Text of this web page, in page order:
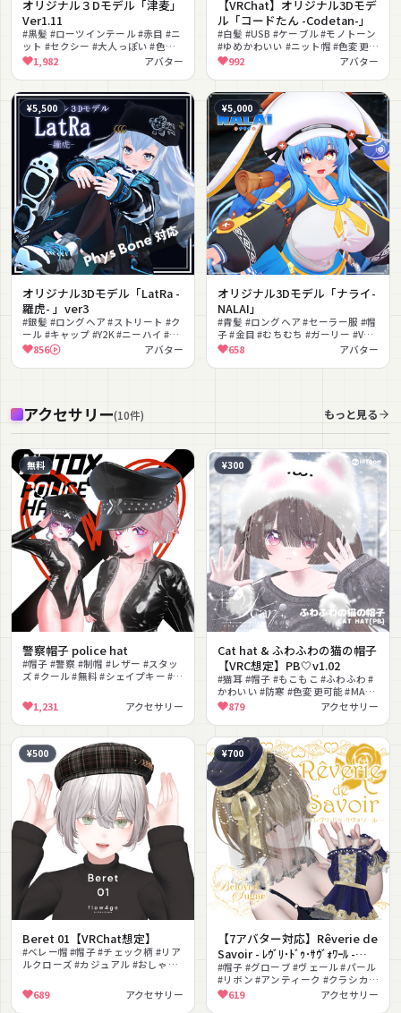
オリジナル３Dモデル「津麦」
Ver1.11
#黒髪 #ローツインテール #赤目 #ニ
ット #セクシー #大人っぽい #色変
え #フルトラ対応 #冬服 #MMD対応
1,982 アバター
【VRChat】オリジナル3Dモデ
ル「コードたん -Codetan-」
#白髪 #USB #ケーブル #モノトーン
#ゆめかわいい #ニット帽 #色変更可
能 #PSD付き #サブカル #しっぽ
992 アバター
¥5,500
オリジナル3Dモデル「LatRa -
羅虎- 」ver3
#銀髪 #ロングヘア #ストリート #ク
ール #キャップ #Y2K #ニーハイ #ス
ニーカー #PhysBone対応
#Poiyomi対応
856 アバター
¥5,000
オリジナル3Dモデル「ナライ-
NALAI」
#青髪 #ロングヘア #セーラー服 #帽
子 #金目 #むちむち #ガーリー #VRM
対応 #フルトラ #改変向け
658 アバター
アクセサリー(10件) もっと見る
無料
警察帽子 police hat
#帽子 #警察 #制帽 #レザー #スタッ
ズ #クール #無料 #シェイプキー #セ
1,231 アクセサリー
¥300
Cat hat & ふわふわの猫の帽子
【VRC想定】PB🤍v1.02
#猫耳 #帽子 #もこもこ #ふわふわ #
かわいい #防寒 #色変更可能 #MA対
応 #PhysBone揺れ #撮影向け
879 アクセサリー
¥500
Beret 01【VRChat想定】
#ベレー帽 #帽子 #チェック柄 #リア
ルクローズ #カジュアル #おしゃれ
689 アクセサリー
¥700
【7アバター対応】Rêverie de
Savoir - ﾚｳﾞﾘ･ﾄﾞｩ･ｻｳﾞｫﾜｰﾙ -
【Hat&Glove】
#帽子 #グローブ #ヴェール #パール
#リボン #アンティーク #クラシカル
#エレガント #上品 #lilToon対応
619 アクセサリー